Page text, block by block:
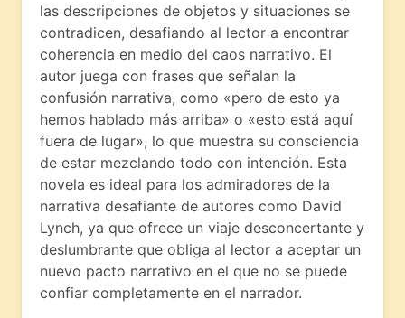
las descripciones de objetos y situaciones se
contradicen, desafiando al lector a encontrar
coherencia en medio del caos narrativo. El
autor juega con frases que señalan la
confusión narrativa, como «pero de esto ya
hemos hablado más arriba» o «esto está aquí
fuera de lugar», lo que muestra su consciencia
de estar mezclando todo con intención. Esta
novela es ideal para los admiradores de la
narrativa desafiante de autores como David
Lynch, ya que ofrece un viaje desconcertante y
deslumbrante que obliga al lector a aceptar un
nuevo pacto narrativo en el que no se puede
confiar completamente en el narrador.